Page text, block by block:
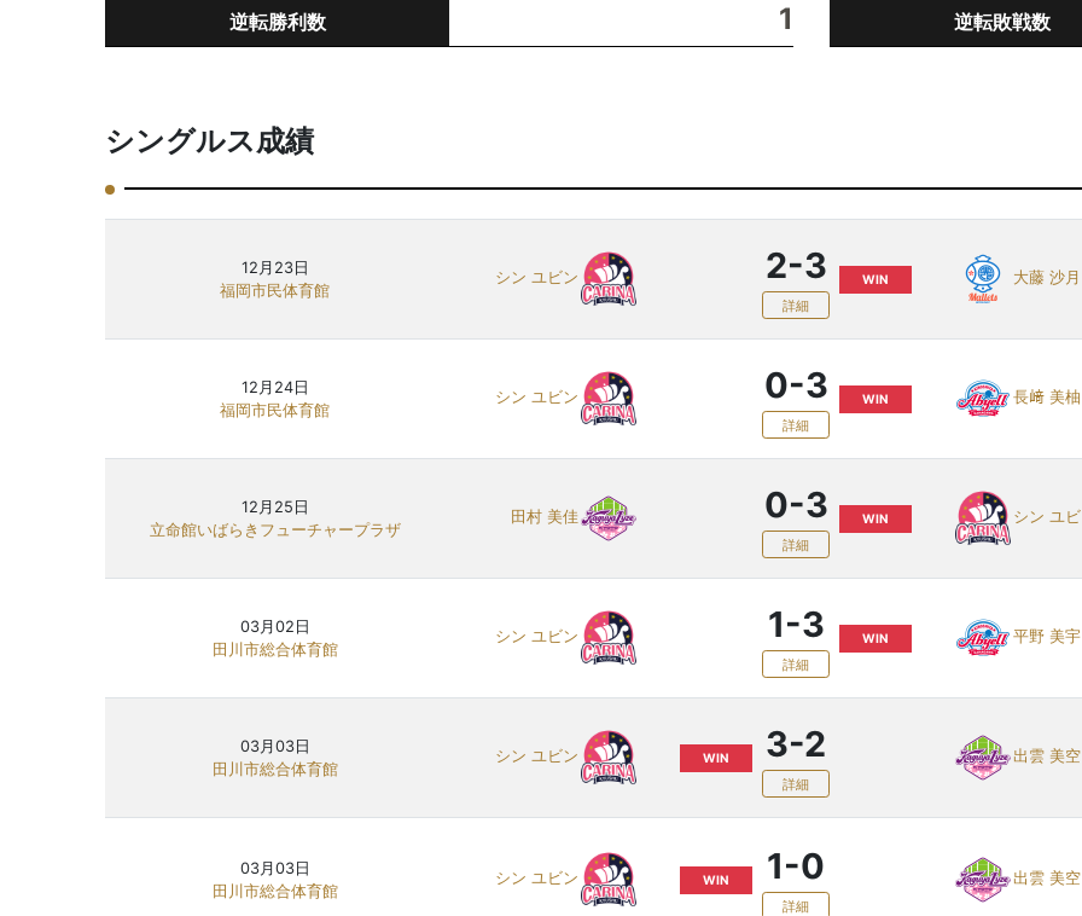
逆転勝利数 1 逆転敗戦数
シングルス成績
12月23日
福岡市民体育館
シン ユビン 2-3
詳細
WIN 大藤 沙月
12月24日
福岡市民体育館
シン ユビン 0-3
詳細
WIN 長﨑 美柚
12月25日
立命館いばらきフューチャープラザ
田村 美佳 0-3
詳細
WIN シン ユ
03月02日
田川市総合体育館
シン ユビン 1-3
詳細
WIN 平野 美宇
03月03日
田川市総合体育館
シン ユビン WIN 3-2
詳細
出雲 美空
03月03日
田川市総合体育館
シン ユビン WIN 1-0
詳細
出雲 美空